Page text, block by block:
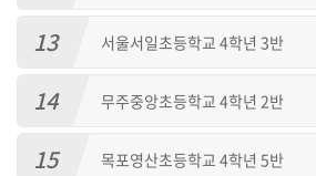
13 서울서일초등학교 4학년 3반
14 무주중앙초등학교 4학년 2반
15 목포영산초등학교 4학년 5반